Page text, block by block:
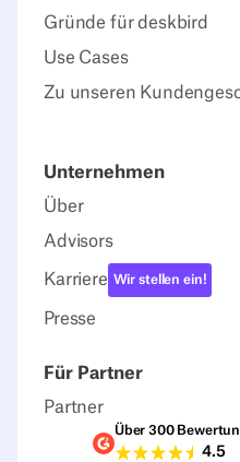
Gründe für deskbird
Use Cases
Zu unseren
Unternehmen
Über
Advisors
Karriere Wir stellen ein!
Presse
Für Partner
Partner
G2-
Über 300
4.5